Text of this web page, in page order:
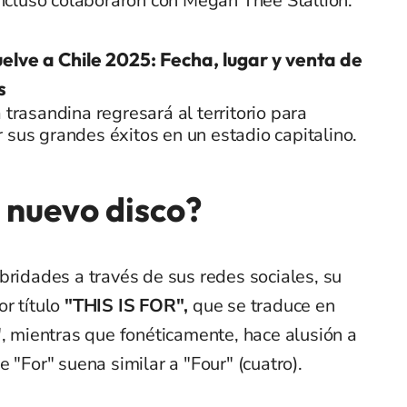
a Chile 2025: Fecha, lugar y venta de
regresará al territorio para
sus grandes éxitos en un estadio capitalino.
disco?
a través de sus redes sociales, su
título "THIS IS FOR", que se traduce en
mientras que fonéticamente, hace alusión a
"For" suena similar a "Four" (cuatro).